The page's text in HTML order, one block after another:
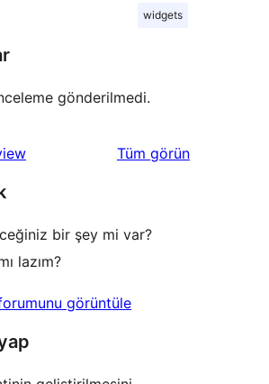
widgets
gönderilmedi.
Tüm değerlendirmeleri
görün
bir şey mi var?
lazım?
görüntüle